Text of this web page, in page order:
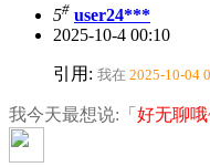
5# user24***
2025-10-4 00:10
引用: 我在 2025-10-04
我今天最想说:「 好无聊